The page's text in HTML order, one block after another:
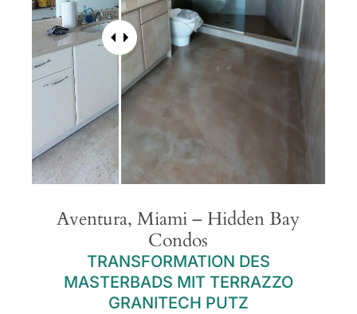
Aventura, Miami – Hidden Bay
Condos
TRANSFORMATION DES
MASTERBADS MIT TERRAZZO
GRANITECH PUTZ